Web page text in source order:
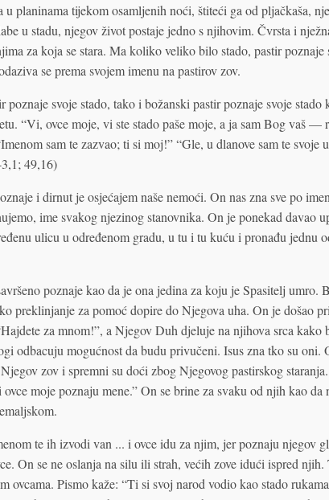
planinama tijekom osamljenih noći, štiteći ga od pljačkaša,
u stadu, njegov život postaje jedno s njihovim. Čvrsta i
za koja se stara. Ma koliko veliko bilo stado, pastir poznaje
se prema svojem imenu na pastirov zov.
poznaje svoje stado, tako i božanski pastir poznaje svoje stado
“Vi, ovce moje, vi ste stado paše moje, a ja sam Bog vaš —
sam te zazvao; ti si moj!” “Gle, u dlanove sam te svoje
49,16)
i dirnut je osjećajem naše nemoći. On nas zna sve po
ime svakog njezinog stanovnika. On je ponekad davao
ulicu u određenom gradu, u tu i tu kuću i pronađu jednu
poznaje kao da je ona jedina za koju je Spasitelj umro.
preklinjanje za pomoć dopire do Njegova uha. On je došao
za mnom!”, a Njegov Duh djeluje na njihova srca kako
odbacuju mogućnost da budu privučeni. Isus zna tko su oni.
zov i spremni su doći zbog Njegovog pastirskog
ovce moje poznaju mene.” On se brine za svaku od njih kao da
te ih izvodi van ... i ovce idu za njim, jer poznaju njegov
On se ne oslanja na silu ili strah, većih zove idući ispred
ovcama. Pismo kaže: “Ti si svoj narod vodio kao stado